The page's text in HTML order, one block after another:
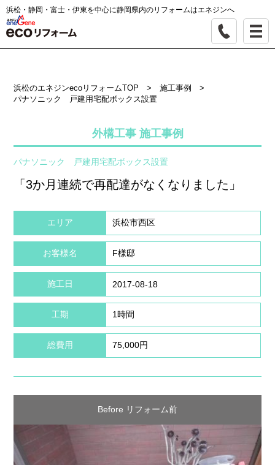
浜松・静岡・富士・伊東を中心に静岡県内のリフォームはエネジンへ
浜松のエネジンecoリフォームTOP >施工事例
>
パナソニック 戸建用宅配ボックス設置
外構工事 施工事例
パナソニック 戸建用宅配ボックス設置
「3か月連続で再配達がなくなりました」
エリア 浜松市西区
お客様名 F様邸
施工日 2017-08-18
工期 1時間
総費用 75,000円
Before リフォーム前